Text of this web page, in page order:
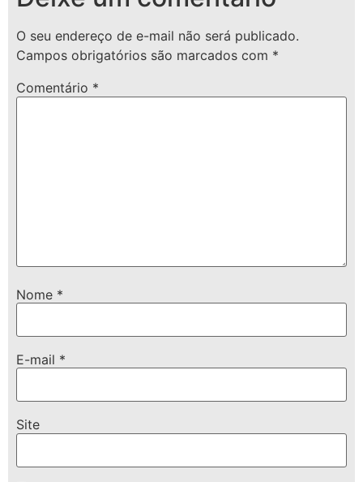
O seu endereço de e-mail não será publicado.
Campos obrigatórios são marcados com *
Comentário *
Nome *
E-mail *
Site